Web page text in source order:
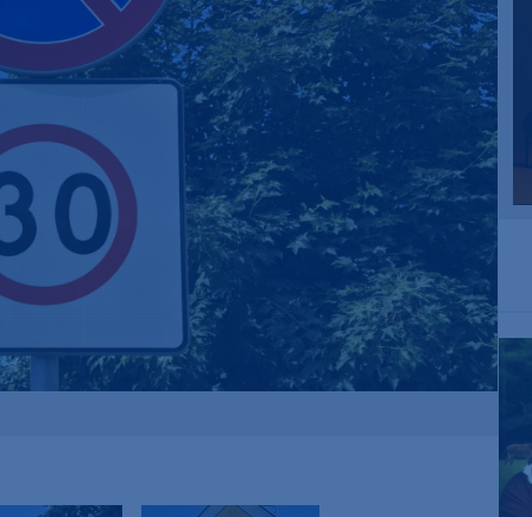
2
MOVIN’ TO THE SUN
HUGEL, ULTRA NATE,
IMAEL ANGEL